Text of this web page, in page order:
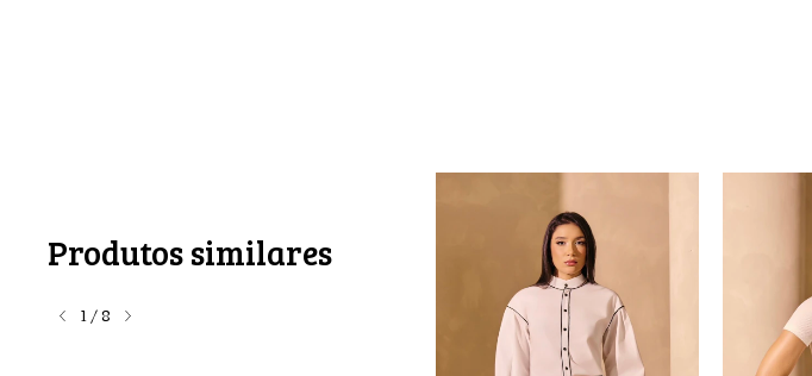
Produtos similares
1 / 8